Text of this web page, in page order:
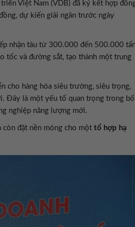
Việt Nam (VDB) đã ký kết hợp
dự kiến giải ngân trước ngày
nhận tàu từ 300.000 đến 500.000
tốc và đường sắt, tạo thành một trung
cho hàng hóa siêu trường, siêu trọng,
Đây là một yếu tố quan trọng trong
nghiệp năng lượng mới.
còn đặt nền móng cho một tổ hợp hạ